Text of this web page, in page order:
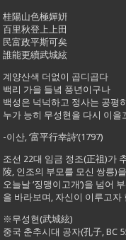
桂陽山色極嬋姸
百里秋登上上田
民富政平斯可矣
誰能更續武城絃
계양산색 더없이 곱디곱다
백리 가을 들녘 풍년이구나
백성은 넉넉하고 정사는 공평
누가 능히 무성현을 다시 이을
-이산, ‘富平行幸詩’(1797)
조선 22대 임금 정조(正祖)가
陵, 인조의 부모를 모신 쌍릉)
오늘날 ‘징맹이고개’)을 넘어
을 바라보며, 자신이 이루고
※무성현(武城絃)
중국 춘추시대 공자(孔子, BC